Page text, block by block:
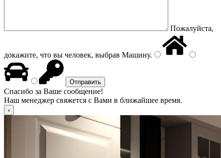
Пожалуйста,
докажите, что вы человек, выбрав Машину.
Спасибо за Ваше сообщение!
Наш менеджер свяжется с Вами в ближайшее время.